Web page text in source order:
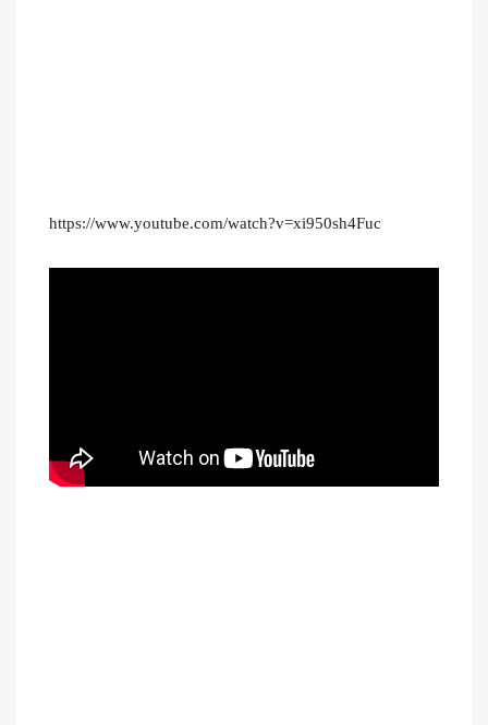
https://www.youtube.com/watch?v=xi950sh4Fuc